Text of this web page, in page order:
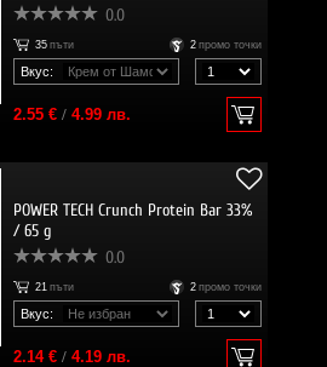
0.0
35 пъти 2 промо точки
Вкус:
2.55 €/ 4.99 лв.
POWER TECH Crunch Protein Bar 33%
/ 65 g
0.0
21 пъти 2 промо точки
Вкус:
2.14 €/ 4.19 лв.